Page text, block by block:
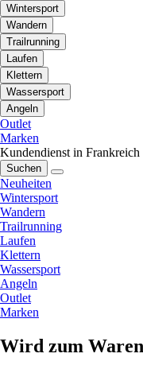
Wintersport
Wandern
Trailrunning
Laufen
Klettern
Wassersport
Angeln
Outlet
Marken
Kundendienst in Frankreich
Suchen
Neuheiten
Wintersport
Wandern
Trailrunning
Laufen
Klettern
Wassersport
Angeln
Outlet
Marken
Wird zum